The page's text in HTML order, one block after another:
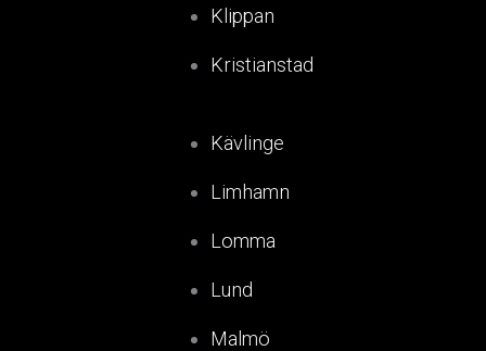
Klippan
Kristianstad
Kävlinge
Limhamn
Lomma
Lund
Malmö